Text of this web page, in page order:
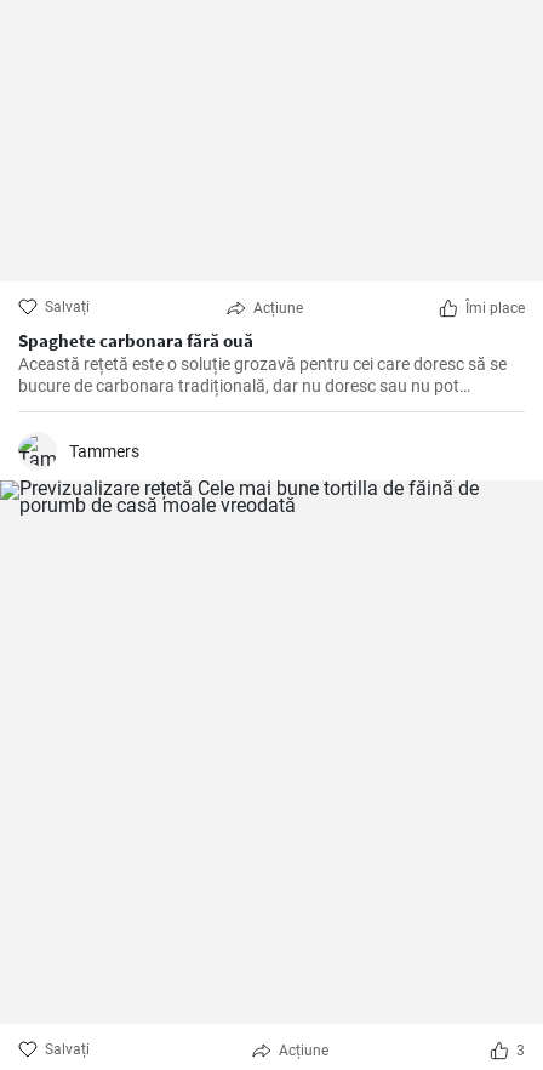
Salvați Acțiune Îmi place
Spaghete carbonara fără ouă
Această rețetă este o soluție grozavă pentru cei care doresc să se
bucure de carbonara tradițională, dar nu doresc sau nu pot
consuma ouă.
Tammers
Salvați Acțiune 3